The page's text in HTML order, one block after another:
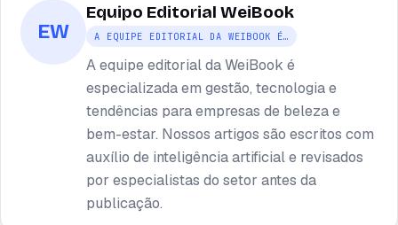
EW
Equipo Editorial WeiBook
A EQUIPE EDITORIAL DA WEIBOOK É…
A equipe editorial da WeiBook é
especializada em gestão, tecnologia e
tendências para empresas de beleza e
bem-estar. Nossos artigos são escritos com
auxílio de inteligência artificial e revisados ​​
por especialistas do setor antes da
publicação.